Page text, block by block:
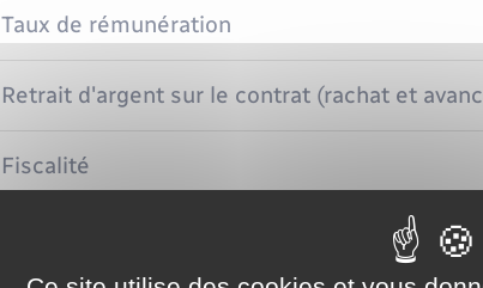
Taux de rémunération
Retrait d'argent sur le contrat (rachat et
Fiscalité